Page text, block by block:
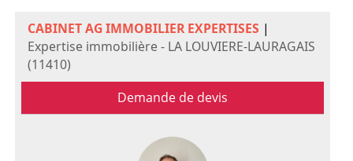
CABINET AG IMMOBILIER EXPERTISES |
Expertise immobilière - LA LOUVIERE-LAURAGAIS
(11410)
Demande de devis